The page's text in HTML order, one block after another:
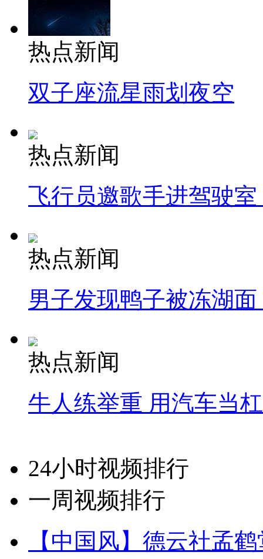
热点新闻
双子座流星雨划夜空
热点新闻
飞行员邀歌手进驾驶
热点新闻
男子发现鸭子被冻湖
热点新闻
牛人练举重 用汽车当
24小时视频排行
一周视频排行
【中国风】德云社孟